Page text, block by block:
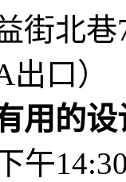
街北
口）
用的设
午